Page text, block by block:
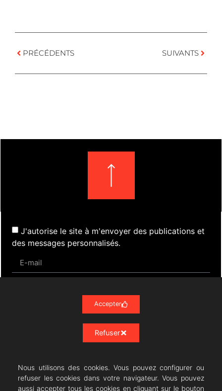
PRÉCÉDENTS SUIVANTS
J'autorise le site à m'envoyer des publications et
des messages personnalisés.
Évènements Presse
Contact
Mentions Légales
Nous utilisons des cookies. Vous pouvez configurer ou
refuser les cookies dans votre navigateur. Vous pouvez
aussi accepter tous les cookies en cliquant sur le bouton
Accepter
Refuser